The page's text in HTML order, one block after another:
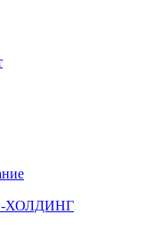
ХОЛДИНГ